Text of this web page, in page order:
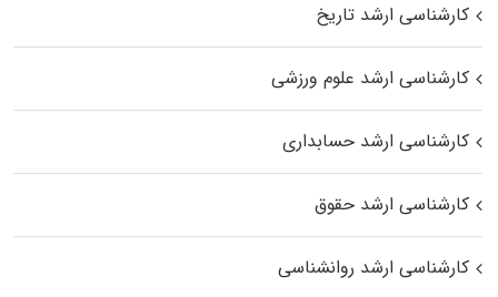
کارشناسی ارشد تاریخ
کارشناسی ارشد علوم ورزشی
کارشناسی ارشد حسابداری
کارشناسی ارشد حقوق
کارشناسی ارشد روانشناسی